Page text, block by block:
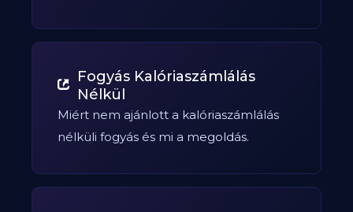
Fogyás Kalóriaszámlálás
Nélkül
Miért nem ajánlott a kalóriaszámlálás
nélküli fogyás és mi a megoldás.